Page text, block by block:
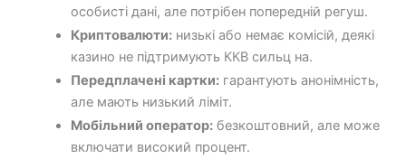
особисті дані, але потрібен попередній регуш.
Криптовалюти: низькі або немає комісій, деякі
казино не підтримують ККВ сильц на.
Передплачені картки: гарантують анонімність,
але мають низький ліміт.
Мобільний оператор: безкоштовний, але може
включати високий процент.